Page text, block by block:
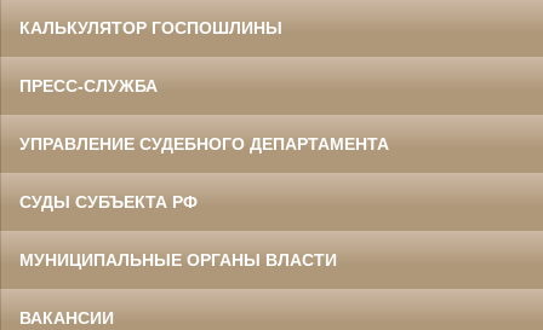
КАЛЬКУЛЯТОР ГОСПОШЛИНЫ
ПРЕСС-СЛУЖБА
УПРАВЛЕНИЕ СУДЕБНОГО ДЕПАРТАМЕНТА
СУДЫ СУБЪЕКТА РФ
МУНИЦИПАЛЬНЫЕ ОРГАНЫ ВЛАСТИ
ВАКАНСИИ